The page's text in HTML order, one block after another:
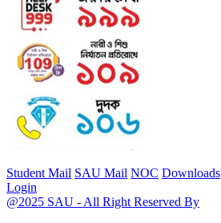
Student Mail SAU Mail NOC Downloads
Login
@2025 SAU - All Right Reserved By